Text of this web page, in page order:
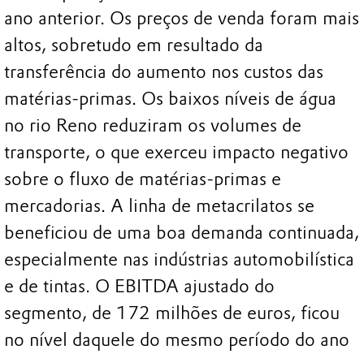
ano anterior. Os preços de venda foram mais
altos, sobretudo em resultado da
transferência do aumento nos custos das
matérias-primas. Os baixos níveis de água
no rio Reno reduziram os volumes de
transporte, o que exerceu impacto negativo
sobre o fluxo de matérias-primas e
mercadorias. A linha de metacrilatos se
beneficiou de uma boa demanda continuada,
especialmente nas indústrias automobilística
e de tintas. O EBITDA ajustado do
segmento, de 172 milhões de euros, ficou
no nível daquele do mesmo período do ano